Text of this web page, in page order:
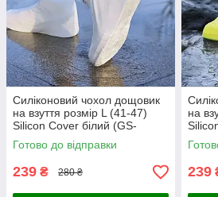
Силіконовий чохол дощовик
на взуття розмір L (41-47)
Silicon Cover білий (GS-
221857)
Готово до відправки
239 ₴ 280 ₴
на
239